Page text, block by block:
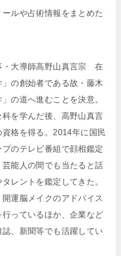
ルや占術情報をまとめた
大導師高野山真言宗 在
の創始者である故・藤木
の道へ進むことを決意。
を学んだ後、高野山真言
格を得る。2014年に国民
のテレビ番組で顔相鑑定
能人の間でも当たると話
レントを鑑定してきた。
運脳メイクのアドバイス
っているほか、企業など
、新聞等でも活躍してい